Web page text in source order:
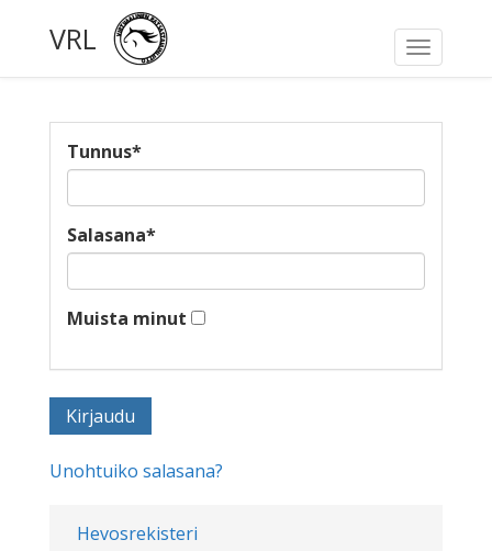
Toggle
VRL
Hevosrekisteri
Tunnus*
Salasana*
Muista minut
Unohtuiko salasana?